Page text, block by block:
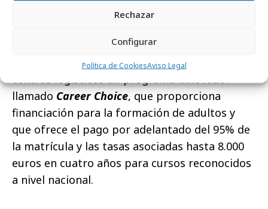
Rechazar
Configurar
Política de CookiesAviso Legal
beneficios, que incluye seguro médico privado
un plan de pensiones de la compañía. Amazon
también ofrece a los empleados de sus
centros logísticos un programa innovador
llamado Career Choice, que proporciona
financiación para la formación de adultos y
que ofrece el pago por adelantado del 95% de
la matrícula y las tasas asociadas hasta 8.000
euros en cuatro años para cursos reconocidos
a nivel nacional.